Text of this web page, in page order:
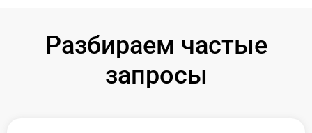
Разбираем частые
запросы